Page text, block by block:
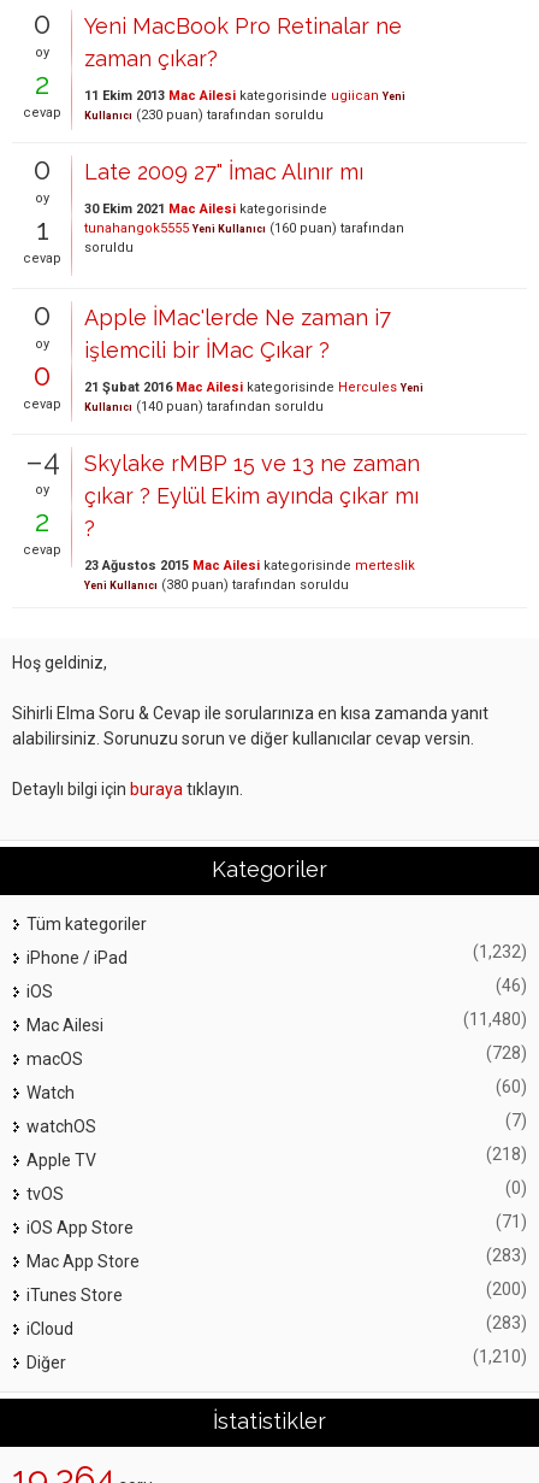
0
oy
2
cevap
Yeni MacBook Pro Retinalar ne
zaman çıkar?
11 Ekim 2013 Mac Ailesi kategorisinde ugiican Yeni
Kullanıcı (230 puan) tarafından soruldu
0
oy
1
cevap
Late 2009 27" İmac Alınır mı
30 Ekim 2021 Mac Ailesi kategorisinde
tunahangok5555 Yeni Kullanıcı (160 puan) tarafından
soruldu
0
oy
0
cevap
Apple İMac'lerde Ne zaman i7
işlemcili bir İMac Çıkar ?
21 Şubat 2016 Mac Ailesi kategorisinde Hercules Yeni
Kullanıcı (140 puan) tarafından soruldu
–4
oy
2
cevap
Skylake rMBP 15 ve 13 ne zaman
çıkar ? Eylül Ekim ayında çıkar mı
?
23 Ağustos 2015 Mac Ailesi kategorisinde merteslik
Yeni Kullanıcı (380 puan) tarafından soruldu
Hoş geldiniz,
Sihirli Elma Soru & Cevap ile sorularınıza en kısa zamanda yanıt
alabilirsiniz. Sorunuzu sorun ve diğer kullanıcılar cevap versin.
Detaylı bilgi için buraya tıklayın.
Kategoriler
Tüm kategoriler
iPhone / iPad
(1,232)
iOS (46)
Mac Ailesi (11,480)
macOS (728)
Watch (60)
watchOS (7)
Apple TV (218)
tvOS (0)
iOS App Store (71)
Mac App Store (283)
iTunes Store (200)
iCloud (283)
Diğer (1,210)
İstatistikler